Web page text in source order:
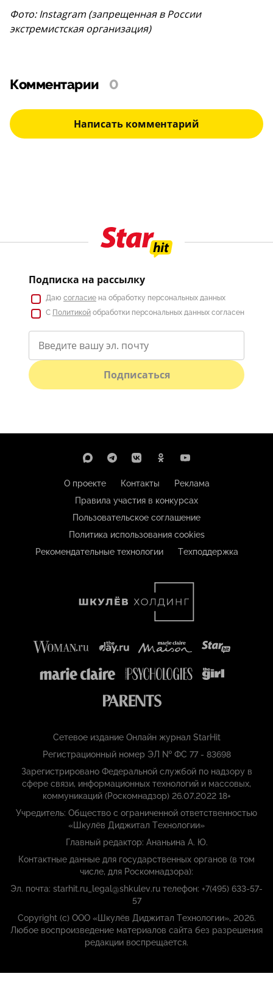
Фото: Instagram (запрещенная в России
экстремистская организация)
Комментарии 0
Написать комментарий
Подписка на рассылку
Даю согласие на обработку персональных данных
С Политикой обработки персональных данных согласен
Подписаться
О проекте Контакты
Реклама
Правила участия в конкурсах
Пользовательское соглашение
Политика использования cookies
Рекомендательные технологии
Техподдержка
Сетевое издание Онлайн журнал StarHit
Регистрационный номер ЭЛ № ФС 77 - 83698
Зарегистрировано Федеральной службой по надзору в
сфере связи, информационных технологий и массовых,
коммуникаций (Роскомнадзор) 26.07.2022 18+
Учредитель: Общество с ограниченной ответственностью
«Шкулёв Диджитал Технологии»
Главный редактор: Ананьина А. Ю.
Контактные данные для государственных органов (в том
числе, для Роскомнадзора):
Эл. почта: starhit.ru_legal@shkulev.ru телефон: +7(495) 633-57-
57
Copyright (с) ООО «Шкулёв Диджитал Технологии», 2026.
Любое воспроизведение материалов сайта без разрешения
редакции воспрещается.